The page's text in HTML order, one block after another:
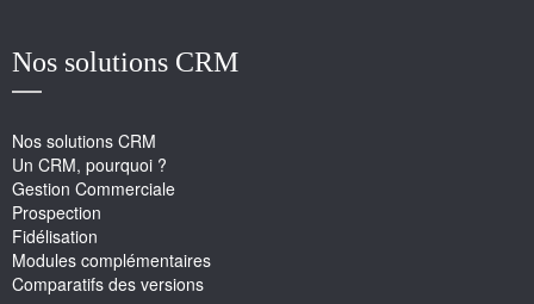
Nos solutions CRM
Nos solutions CRM
Un CRM, pourquoi ?
Gestion Commerciale
Prospection
Fidélisation
Modules complémentaires
Comparatifs des versions